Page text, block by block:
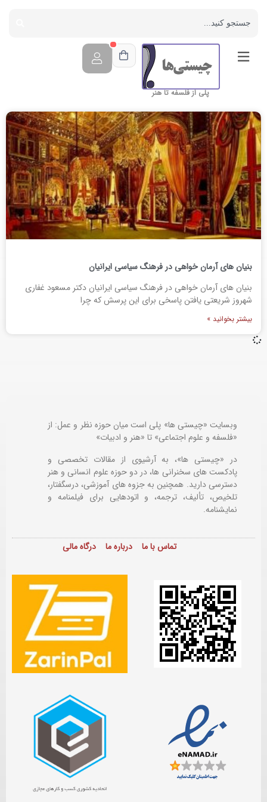
پلی از فلسفه تا هنر
بنیان های آرمان خواهی در فرهنگ سیاسی ایرانیان
بنیان های آرمان خواهی در فرهنگ سیاسی ایرانیان دکتر مسعود غفاری
شهروز شریعتی یافتن پاسخی برای این پرسش که چرا
بیشتر بخوانید »
وبسایت «چیستی ها» پلی است میان حوزه نظر و عمل: از
«فلسفه و علوم اجتماعی» تا «هنر و ادبیات»
در «چیستی ها»، به آرشیوی از مقالات تخصصی و
پادکست های سخنرانی ها، در دو حوزه علوم انسانی و هنر
دسترسی دارید. همچنین به جزوه های آموزشی، درسگفتار،
تلخیص، تألیف، ترجمه، و اتودهایی برایفیلمنامه و
نمایشنامه.
تماس با ما درباره ما درگاه مالی